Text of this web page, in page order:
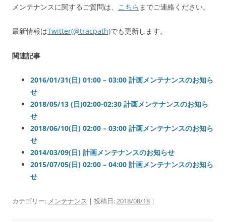
メンテナンスに関するご質問は、 こちら までご連絡ください。
最新情報はTwitter(@tracpath)でも更新します。
関連記事
2016/01/31(日) 01:00 – 03:00 計画メンテナンスのお知ら
せ
2018/05/13 (日)02:00-02:30 計画メンテナンスのお知ら
せ
2018/06/10(日) 02:00 – 03:00 計画メンテナンスのお知ら
せ
2014/03/09(日) 計画メンテナンスのお知らせ
2015/07/05(日) 02:00 – 04:00 計画メンテナンスのお知ら
せ
カテゴリー: メンテナンス | 投稿日:2018/08/18 |